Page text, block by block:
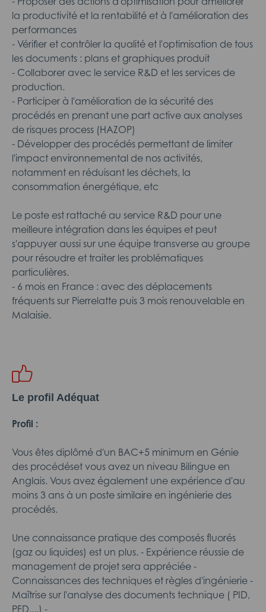
la productivité et la rentabilité et à l'amélioration des
performances
- Vérifier et contrôler la qualité et l'optimisation de tous
les documents : plans et graphiques produit
- Collaborer avec le service R&D et les services de
production.
- Participer à l'amélioration de la sécurité des
procédés en prenant une part active aux analyses
de risques process (HAZOP)
- Développer des procédés permettant de limiter
l'impact environnemental de nos activités,
notamment en réduisant les déchets, la
consommation énergétique, etc
Le poste est rattaché au service R&D pour une
meilleure intégration dans les équipes et peut
s'appuyer aussi sur une équipe transverse au groupe
pour résoudre et traiter les problématiques
particulières.
- 6 mois en France : avec des déplacements
fréquents sur Pierrelatte puis 3 mois renouvelable en
Malaisie.
Le profil Adéquat
Profil :
Vous êtes diplômé d'un BAC+5 minimum en Génie
des procédéset vous avez un niveau Bilingue en
Anglais. Vous avez également une expérience d'au
moins 3 ans à un poste similaire en ingénierie des
procédés.
Une connaissance pratique des composés fluorés
(gaz ou liquides) est un plus. - Expérience réussie de
management de projet sera appréciée -
Connaissances des techniques et règles d'ingénierie -
Maîtrise sur l'analyse des documents technique ( PID,
PFD,...) -